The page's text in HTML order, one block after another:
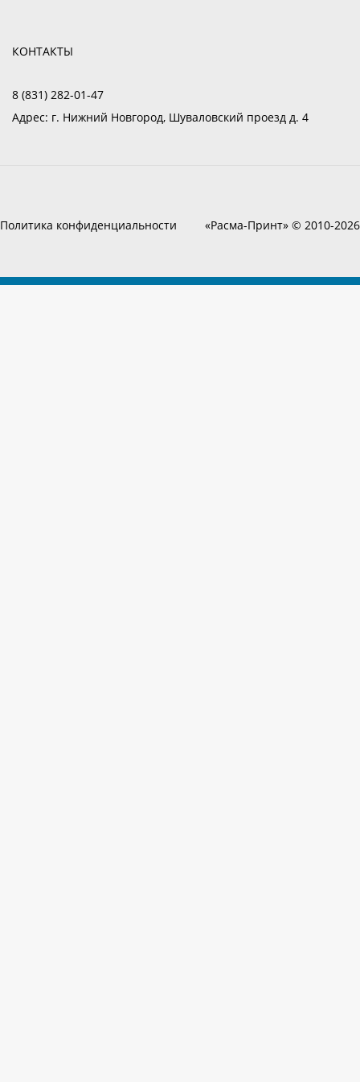
КОНТАКТЫ
8 (831) 282-01-47
Адрес: г. Нижний Новгород, Шуваловский проезд д. 4
Политика конфиденциальности «Расма-Принт» © 2010-2026